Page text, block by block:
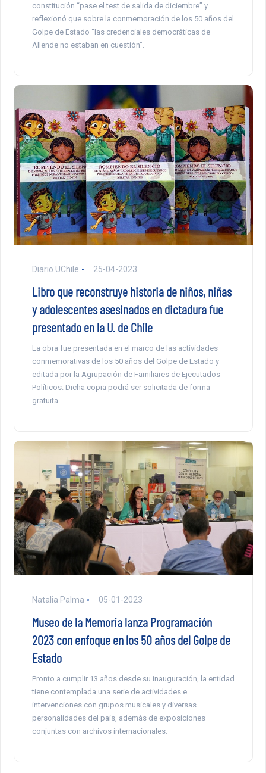
constitución “pase el test de salida de diciembre” y
reflexionó que sobre la conmemoración de los 50 años del
Golpe de Estado “las credenciales democráticas de
Allende no estaban en cuestión”.
Diario UChile 25-04-2023
Libro que reconstruye historia de niños, niñas
y adolescentes asesinados en dictadura fue
presentado en la U. de Chile
La obra fue presentada en el marco de las actividades
conmemorativas de los 50 años del Golpe de Estado y
editada por la Agrupación de Familiares de Ejecutados
Políticos. Dicha copia podrá ser solicitada de forma
gratuita.
Natalia Palma 05-01-2023
Museo de la Memoria lanza Programación
2023 con enfoque en los 50 años del Golpe de
Estado
Pronto a cumplir 13 años desde su inauguración, la entidad
tiene contemplada una serie de actividades e
intervenciones con grupos musicales y diversas
personalidades del país, además de exposiciones
conjuntas con archivos internacionales.